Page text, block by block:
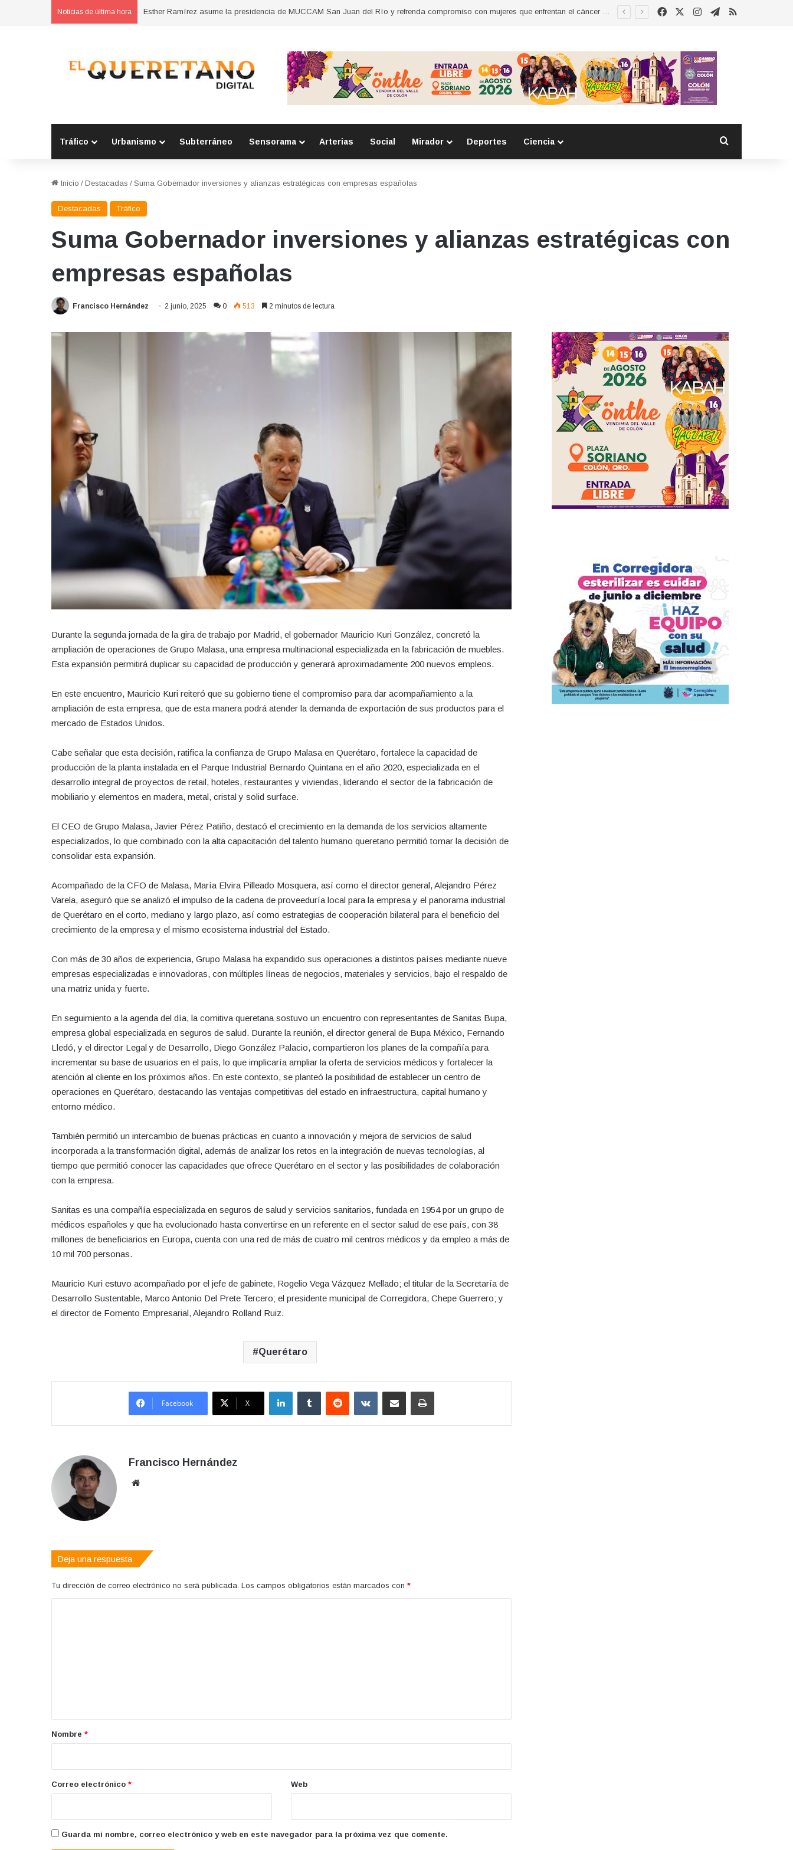
Noticias de última hora Esther Ramírez asume la presidencia de MUCCAM San Juan del Río y refrenda compromiso con mujeres que enfrentan el cáncer de mama FacebookInstagram
Telegram
RSS
Tráfico Urbanismo Subterráneo Sensorama Arterias Social Mirador Deportes Ciencia
Inicio / Destacadas / Suma Gobernador inversiones y alianzas estratégicas con empresas españolas
Destacadas Tráfico
Suma Gobernador inversiones y alianzas estratégicas con
empresas españolas
Francisco Hernández 2 junio, 2025 0 513 2 minutos de lectura
Durante la segunda jornada de la gira de trabajo por Madrid, el gobernador Mauricio Kuri González, concretó la
ampliación de operaciones de Grupo Malasa, una empresa multinacional especializada en la fabricación de muebles.
Esta expansión permitirá duplicar su capacidad de producción y generará aproximadamente 200 nuevos empleos.
En este encuentro, Mauricio Kuri reiteró que su gobierno tiene el compromiso para dar acompañamiento a la
ampliación de esta empresa, que de esta manera podrá atender la demanda de exportación de sus productos para el
mercado de Estados Unidos.
Cabe señalar que esta decisión, ratifica la confianza de Grupo Malasa en Querétaro, fortalece la capacidad de
producción de la planta instalada en el Parque Industrial Bernardo Quintana en el año 2020, especializada en el
desarrollo integral de proyectos de retail, hoteles, restaurantes y viviendas, liderando el sector de la fabricación de
mobiliario y elementos en madera, metal, cristal y solid surface.
El CEO de Grupo Malasa, Javier Pérez Patiño, destacó el crecimiento en la demanda de los servicios altamente
especializados, lo que combinado con la alta capacitación del talento humano queretano permitió tomar la decisión de
consolidar esta expansión.
Acompañado de la CFO de Malasa, María Elvira Pilleado Mosquera, así como el director general, Alejandro Pérez
Varela, aseguró que se analizó el impulso de la cadena de proveeduría local para la empresa y el panorama industrial
de Querétaro en el corto, mediano y largo plazo, así como estrategias de cooperación bilateral para el beneficio del
crecimiento de la empresa y el mismo ecosistema industrial del Estado.
Con más de 30 años de experiencia, Grupo Malasa ha expandido sus operaciones a distintos países mediante nueve
empresas especializadas e innovadoras, con múltiples líneas de negocios, materiales y servicios, bajo el respaldo de
una matriz unida y fuerte.
En seguimiento a la agenda del día, la comitiva queretana sostuvo un encuentro con representantes de Sanitas Bupa,
empresa global especializada en seguros de salud. Durante la reunión, el director general de Bupa México, Fernando
Lledó, y el director Legal y de Desarrollo, Diego González Palacio, compartieron los planes de la compañía para
incrementar su base de usuarios en el país, lo que implicaría ampliar la oferta de servicios médicos y fortalecer la
atención al cliente en los próximos años. En este contexto, se planteó la posibilidad de establecer un centro de
operaciones en Querétaro, destacando las ventajas competitivas del estado en infraestructura, capital humano y
entorno médico.
También permitió un intercambio de buenas prácticas en cuanto a innovación y mejora de servicios de salud
incorporada a la transformación digital, además de analizar los retos en la integración de nuevas tecnologías, al
tiempo que permitió conocer las capacidades que ofrece Querétaro en el sector y las posibilidades de colaboración
con la empresa.
Sanitas es una compañía especializada en seguros de salud y servicios sanitarios, fundada en 1954 por un grupo de
médicos españoles y que ha evolucionado hasta convertirse en un referente en el sector salud de ese país, con 38
millones de beneficiarios en Europa, cuenta con una red de más de cuatro mil centros médicos y da empleo a más de
10 mil 700 personas.
Mauricio Kuri estuvo acompañado por el jefe de gabinete, Rogelio Vega Vázquez Mellado; el titular de la Secretaría de
Desarrollo Sustentable, Marco Antonio Del Prete Tercero; el presidente municipal de Corregidora, Chepe Guerrero; y
el director de Fomento Empresarial, Alejandro Rolland Ruiz.
Querétaro
Facebook X
LinkedInTumblr Reddit VKontakteCompartir por correo electrónicoImprimir
Francisco Hernández
Deja una respuesta
Tu dirección de correo electrónico no será publicada. Los campos obligatorios están marcados con *
r
*
Nombre *
Correo electrónico * Web
Guarda mi nombre, correo electrónico y web en este navegador para la próxima vez que comente.